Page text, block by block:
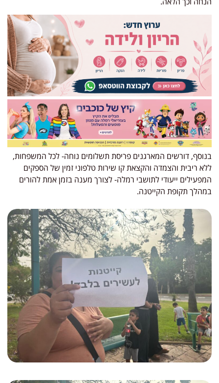
בנוסף, דורשים המארגנים פריסת תשלומים נוחה- לכל המשפחות,
ללא ריבית והצמדה והקצאת קו שירות טלפוני זמין של הספקים
המפעילים ייעודי לתושבי רמלה- לצורך מענה בזמן אמת להורים
במהלך תקופת הקייטנה.